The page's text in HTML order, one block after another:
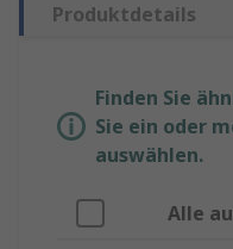
Produktdetails
Finden Sie
Sie ein oder
auswählen.
Alle